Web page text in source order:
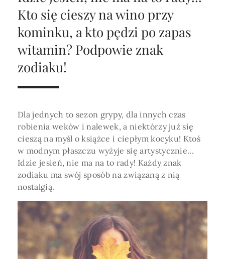
Horoskop Roczny 2026
Horoskop Miłosny
Horoskop Dziecięcy
Horoskop Biznesowy
Horoskop Zdrowotny
Horoskop Numerologiczny na 2026
Horoskop Ziołowy
Horoskop Chiński 2026
Horoskop Egipski
Horoskop Słowiański
Horoskop Mongolski
Magia
Amulety i talizmany
ABC Kosmogramu
Niezwykły świat
Tarot 3 karty
Magia imion
Sekshoroskop
Przepowiednia
TarotKrzyż Celtycki
medycznej ani finansowej.
KURSY
SKLEP
PROFIL
SZUKAJ
ZAPRASZAMY DO ŚLEDZENIA ASTROMAGII
Kto się cieszy na wino przy
kominku, a kto pędzi po zapas
witamin? Podpowie znak
zodiaku!
Dla jednych to sezon grypy, dla innych czas
robienia weków i nalewek, a niektórzy już się
cieszą na myśl o książce i ciepłym kocyku! Ktoś
w modnym płaszczu wyżyje się artystycznie...
Idzie jesień, nie ma na to rady! Każdy znak
zodiaku ma swój sposób na związaną z nią
nostalgią.